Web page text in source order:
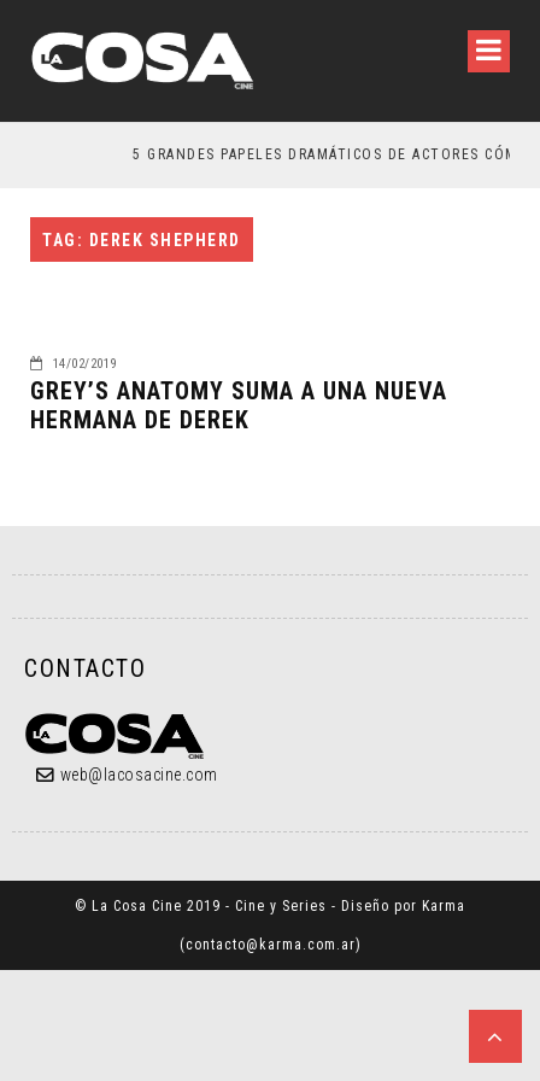
5 GRANDES PAPELES DRAMÁTICOS DE ACTORES CÓMICOS
TAG: DEREK SHEPHERD
14/02/2019
GREY’S ANATOMY SUMA A UNA NUEVA
HERMANA DE DEREK
CONTACTO
web@lacosacine.com
© La Cosa Cine 2019 - Cine y Series - Diseño por Karma
(contacto@karma.com.ar)